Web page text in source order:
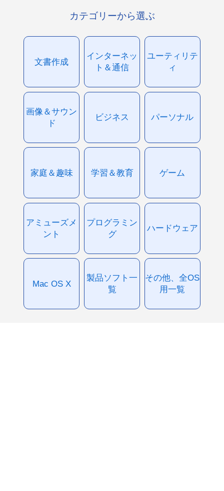
カテゴリーから選ぶ
文書作成
インターネッ
ト＆通信
ユーティリテ
ィ
画像＆サウン
ド
ビジネス パーソナル
家庭＆趣味 学習＆教育 ゲーム
アミューズメ
ント
プログラミン
グ
ハードウェア
Mac OS X
製品ソフト一
覧
その他、全OS
用一覧